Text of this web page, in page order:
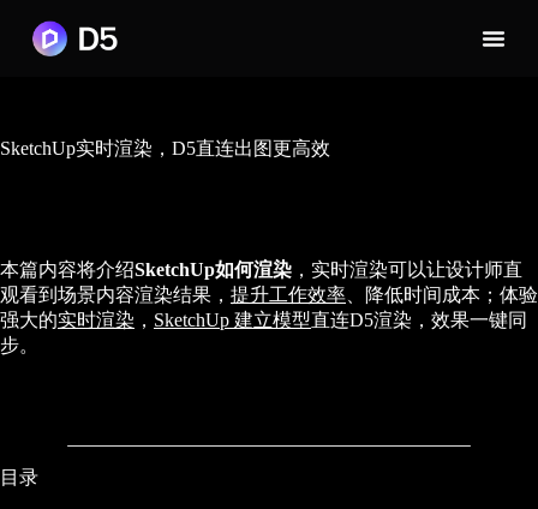
SketchUp实时渲染，D5直连出图更高效
本篇内容将介绍SketchUp如何渲染 ，实时渲染可以让设计师直
观看到场景内容渲染结果， 提升工作效率 、降低时间成本；体验
强大的实时渲染 ， SketchUp 建立模型直连D5渲染，效果一键同
步。
目录